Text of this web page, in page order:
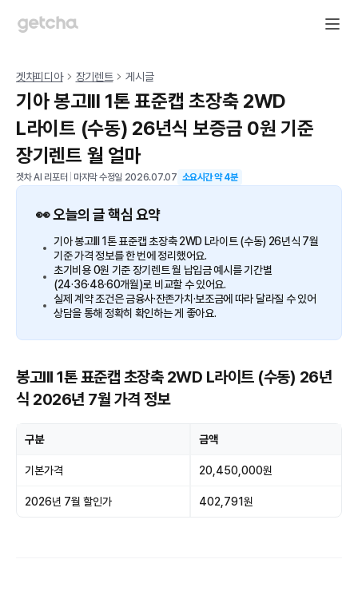
겟차피디아 장기렌트 게시글
기아 봉고III 1톤 표준캡 초장축 2WD
L라이트 (수동) 26년식 보증금 0원 기준
장기렌트 월 얼마
겟차 AI 리포터 마지막 수정일 2026.07.07 소요시간 약4분
👀 오늘의 글 핵심 요약
기아 봉고III 1톤 표준캡 초장축 2WD L라이트 (수동) 26년식 7월
기준 가격 정보를 한 번에 정리했어요.
초기비용 0원 기준 장기렌트 월 납입금 예시를 기간별
(24·36·48·60개월)로 비교할 수 있어요.
실제 계약 조건은 금융사·잔존가치·보조금에 따라 달라질 수 있어
상담을 통해 정확히 확인하는 게 좋아요.
봉고III 1톤 표준캡 초장축 2WD L라이트 (수동) 26년
식 2026년 7월 가격 정보
구분 금액
기본가격 20,450,000원
2026년 7월 할인가 402,791원